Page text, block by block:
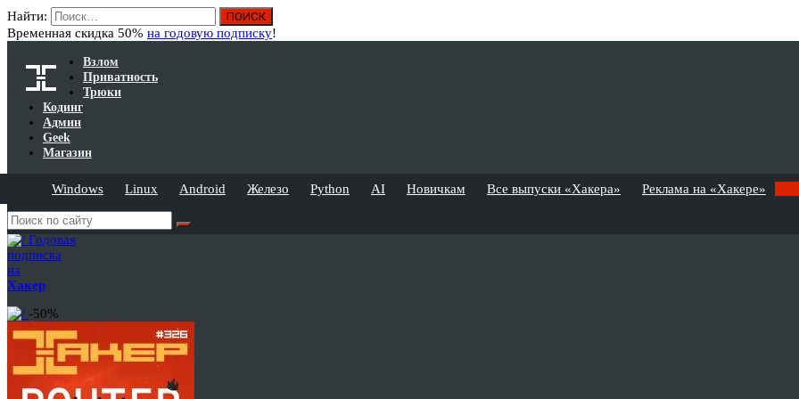
Найти:
Временная скидка 50% на годовую подписку!
Взлом
Приватность
Трюки
Кодинг
Админ
Geek
Магазин
Windows Linux Android Железо Python AI Новичкам Все выпуски «Хакера» Реклама на «Хакере»
Годовая
подписка
на
Хакер
-50%